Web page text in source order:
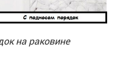
на раковине